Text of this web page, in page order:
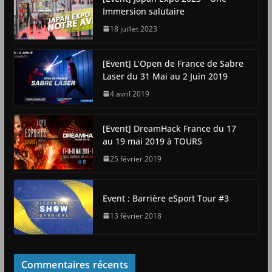
Immersion salutaire
18 juillet 2023
[Event] L’Open de France de Sabre
Laser du 31 Mai au 2 Juin 2019
4 avril 2019
[Event] DreamHack France du 17
au 19 mai 2019 à TOURS
25 février 2019
Event : Barrière eSport Tour #3
13 février 2018
Commentaires récents